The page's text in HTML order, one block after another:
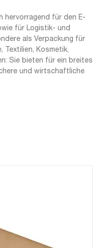
hervorragend für den E-
für Logistik- und
als Verpackung für
Textilien, Kosmetik,
Sie bieten für ein breites
und wirtschaftliche